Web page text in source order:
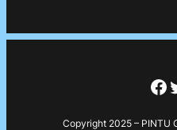
Copyright 2025 – PINTU